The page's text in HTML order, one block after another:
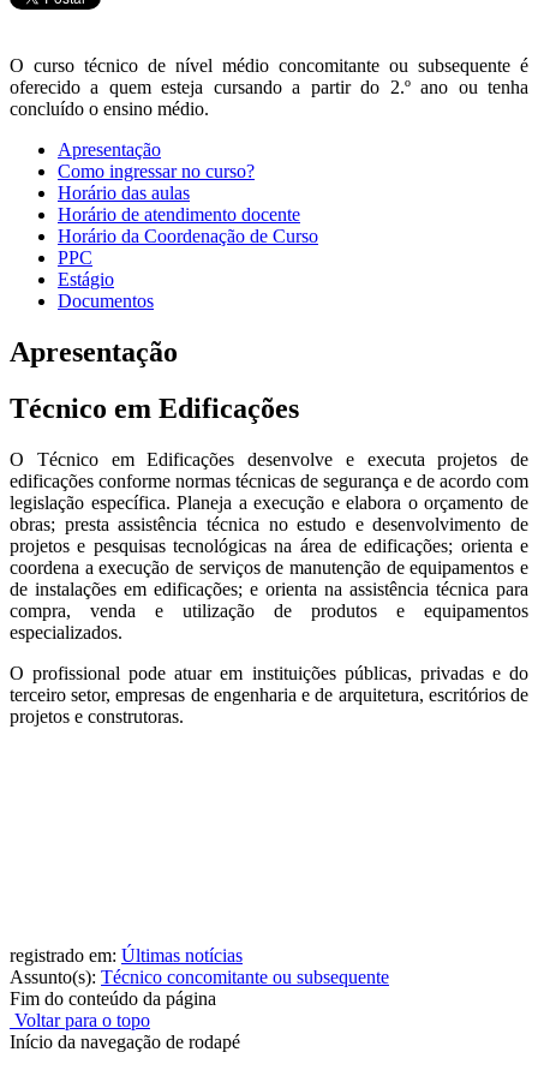
O curso técnico de nível médio concomitante ou subsequente é
oferecido a quem esteja cursando a partir do 2.º ano ou tenha
concluído o ensino médio.
Apresentação
Como ingressar no curso?
Horário das aulas
Horário de atendimento docente
Horário da Coordenação de Curso
PPC
Estágio
Documentos
Apresentação
Técnico em Edificações
O Técnico em Edificações desenvolve e executa projetos de
edificações conforme normas técnicas de segurança e de acordo com
legislação específica. Planeja a execução e elabora o orçamento de
obras; presta assistência técnica no estudo e desenvolvimento de
projetos e pesquisas tecnológicas na área de edificações; orienta e
coordena a execução de serviços de manutenção de equipamentos e
de instalações em edificações; e orienta na assistência técnica para
compra, venda e utilização de produtos e equipamentos
especializados.
O profissional pode atuar em instituições públicas, privadas e do
terceiro setor, empresas de engenharia e de arquitetura, escritórios de
projetos e construtoras.
registrado em: Últimas notícias
Assunto(s): Técnico concomitante ou subsequente
Fim do conteúdo da página
Voltar para o topo
Início da navegação de rodapé